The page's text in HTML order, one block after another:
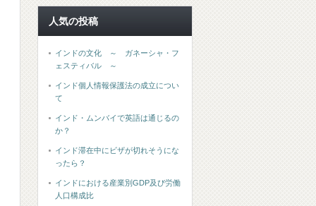
人気の投稿
インドの文化 ～ ガネーシャ・フ
ェスティバル ～
インド個人情報保護法の成立につい
て
インド・ムンバイで英語は通じるの
か？
インド滞在中にビザが切れそうにな
ったら？
インドにおける産業別GDP及び労働
人口構成比